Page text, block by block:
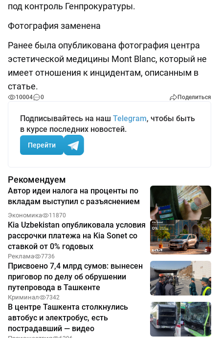
под контроль Генпрокуратуры.
Фотография заменена
Ранее была опубликована фотография центра
эстетической медицины Mont Blanc, который не
имеет отношения к инцидентам, описанным в
статье.
10004 0 Поделиться
Подписывайтесь на наш Telegram, чтобы быть
в курсе последних новостей.
Перейти
Рекомендуем
Автор идеи налога на проценты по
вкладам выступил с разъяснением
Экономика 11870
Kia Uzbekistan опубликовала условия
рассрочки платежа на Kia Sonet со
ставкой от 0% годовых
Реклама 7736
Присвоено 7,4 млрд сумов: вынесен
приговор по делу об обрушении
путепровода в Ташкенте
Криминал 7342
В центре Ташкента столкнулись
автобус и электробус, есть
пострадавший — видео